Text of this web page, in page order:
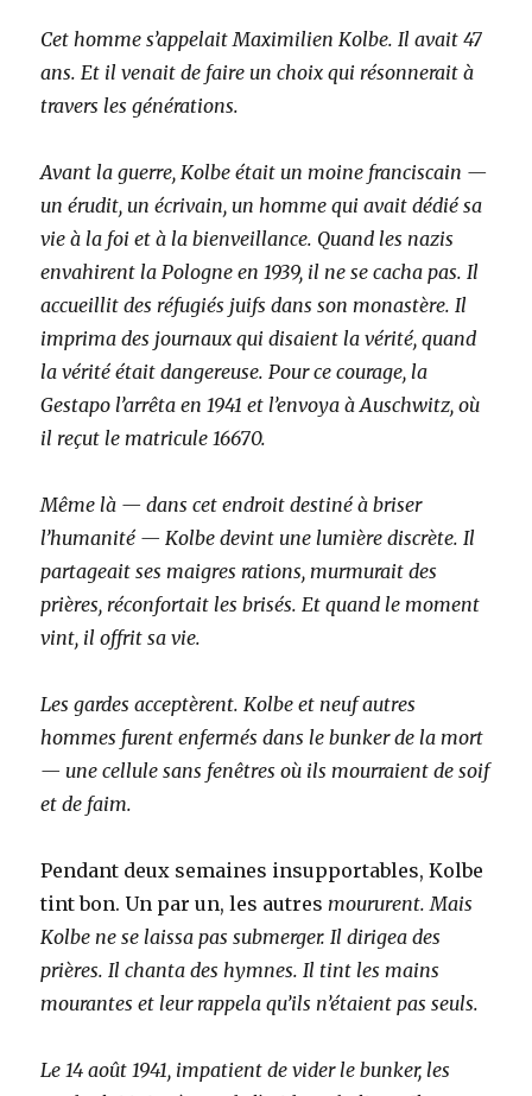
Cet homme s’appelait Maximilien Kolbe. Il avait 47
ans. Et il venait de faire un choix qui résonnerait à
travers les générations.
Avant la guerre, Kolbe était un moine franciscain —
un érudit, un écrivain, un homme qui avait dédié sa
vie à la foi et à la bienveillance. Quand les nazis
envahirent la Pologne en 1939, il ne se cacha pas. Il
accueillit des réfugiés juifs dans son monastère. Il
imprima des journaux qui disaient la vérité, quand
la vérité était dangereuse. Pour ce courage, la
Gestapo l’arrêta en 1941 et l’envoya à Auschwitz, où
il reçut le matricule 16670.
Même là — dans cet endroit destiné à briser
l’humanité — Kolbe devint une lumière discrète. Il
partageait ses maigres rations, murmurait des
prières, réconfortait les brisés. Et quand le moment
vint, il offrit sa vie.
Les gardes acceptèrent. Kolbe et neuf autres
hommes furent enfermés dans le bunker de la mort
— une cellule sans fenêtres où ils mourraient de soif
et de faim.
Pendant deux semaines insupportables, Kolbe
tint bon. Un par un, les autresmoururent. Mais
Kolbe ne se laissa pas submerger. Il dirigea des
prières. Il chanta des hymnes. Il tint les mains
mourantes et leur rappela qu’ils n’étaient pas seuls.
Le 14 août 1941, impatient de vider le bunker, les